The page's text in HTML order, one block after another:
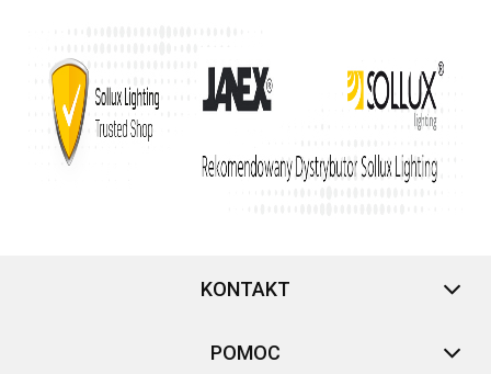
KONTAKT
POMOC